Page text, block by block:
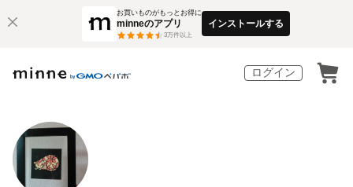
お買いものがもっとお得に
minneのアプリ
3万件以上
インストールする
ログイン